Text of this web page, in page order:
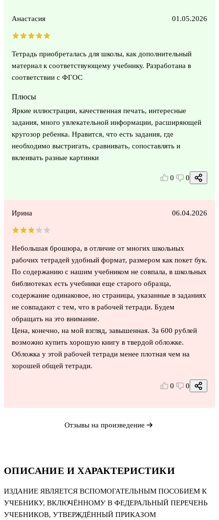
ОПИСАНИЕ И ХАРАКТЕРИСТИКИ
ИЗДАНИЕ ЯВЛЯЕТСЯ ВСПОМОГАТЕЛЬНЫМ ПОСОБИЕМ К
УЧЕБНИКУ, ВКЛЮЧЁННОМУ В ФЕДЕРАЛЬНЫЙ ПЕРЕЧЕНЬ
УЧЕБНИКОВ, УТВЕРЖДЁННЫЙ ПРИКАЗОМ
Анастасия 01.05.2026
Тетрадь приобреталась для школы, как дополнительный
материал к соответствующему учебнику. Разработана в
соответствии с ФГОС
Плюсы
Яркие иллюстрации, качественная печать, интересные
задания, много увлекательной информации, расширяющей
кругозор ребенка. Нравится, что есть задания, где
необходимо выстригать, сравнивать, сопоставлять и
вклеивать разные картинки
0 0
Ирина 06.04.2026
Небольшая брошюра, в отличие от многих школьных
рабочих тетрадей удобный формат, размером как покет бук.
По содержанию с нашим учебником не совпала, в школьных
библиотеках есть учебники еще старого образца,
содержание одинаковое, но страницы, указанные в заданиях
не совпадают с тем, что в рабочей тетради. Будем
обращать на это внимание.
Цена, конечно, на мой взгляд, завышенная. За 600 рублей
возможно купить хорошую книгу в твердой обложке.
Обложка у этой рабочей тетради менее плотная чем на
хорошей общей тетради.
0 0
Отзывы на произведение